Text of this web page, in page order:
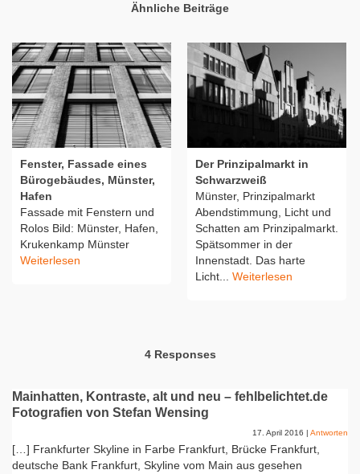
Ähnliche Beiträge
Fenster, Fassade eines
Bürogebäudes, Münster,
Hafen
Fassade mit Fenstern und
Rolos Bild: Münster, Hafen,
Krukenkamp Münster
Weiterlesen
Der Prinzipalmarkt in
Schwarzweiß
Münster, Prinzipalmarkt
Abendstimmung, Licht und
Schatten am Prinzipalmarkt.
Spätsommer in der
Innenstadt. Das harte
Licht... Weiterlesen
4 Responses
Mainhatten, Kontraste, alt und neu – fehlbelichtet.de
Fotografien von Stefan Wensing
17. April 2016 | Antworten
[…] Frankfurter Skyline in Farbe Frankfurt, Brücke Frankfurt,
deutsche Bank Frankfurt, Skyline vom Main aus gesehen